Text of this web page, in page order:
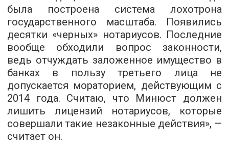
была построена система лохотрона
государственного масштаба. Появились
десятки «черных» нотариусов. Последние
вообще обходили вопрос законности,
ведь отчуждать заложенное имущество в
банках в пользу третьего лица не
допускается мораторием, действующим с
2014 года. Считаю, что Минюст должен
лишить лицензий нотариусов, которые
совершали такие незаконные действия», —
считает он.